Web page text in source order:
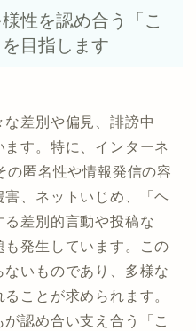
性を認め合う「こ
目指します
差別や偏見、誹謗中
す。特に、インターネ
の匿名性や情報発信の容
、ネットいじめ、「ヘ
差別的言動や投稿な
発生しています。この
いものであり、多様な
ことが求められます。
認め合い支え合う「こ